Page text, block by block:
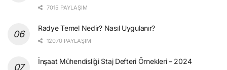
7015 PAYLAŞIM
Radye Temel Nedir? Nasıl Uygulanır?
12070 PAYLAŞIM
İnşaat Mühendisliği Staj Defteri Örnekleri – 2024